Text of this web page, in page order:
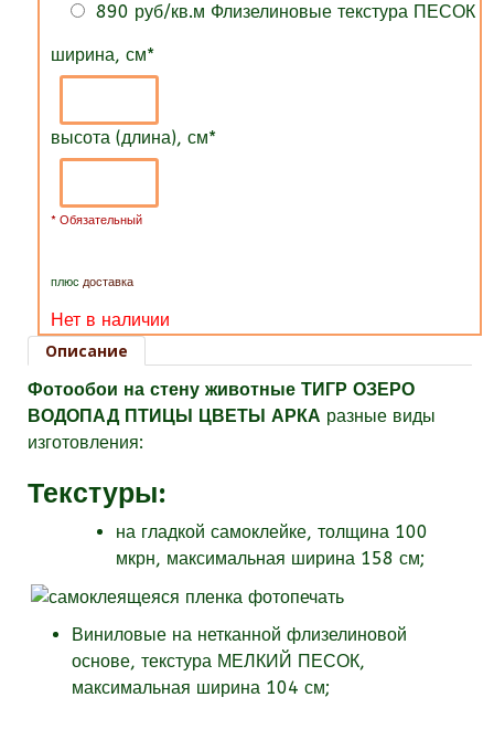
890 руб/кв.м Флизелиновые текстура ПЕСОК
ширина, см*
высота (длина), см*
* Обязательный
плюс доставка
Нет в наличии
Описание
Фотообои на стену животные ТИГР ОЗЕРО
ВОДОПАД ПТИЦЫ ЦВЕТЫ АРКА разные виды
изготовления:
Текстуры:
на гладкой самоклейке, толщина 100
мкрн, максимальная ширина 158 см;
Виниловые на нетканной флизелиновой
основе, текстура МЕЛКИЙ ПЕСОК,
максимальная ширина 104 см;